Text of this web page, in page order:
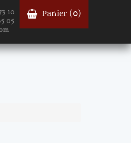
10
05
Panier ( 0)